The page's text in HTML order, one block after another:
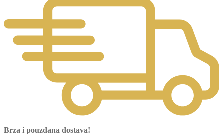
Brza i pouzdana dostava!